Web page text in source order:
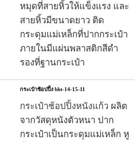
หมุดที่สายหิ้วให้แข็งแรง และ
สายหิ้วมีขนาดยาว ติด
กระดุมแม่เหล็กที่ปากกระเป๋า
ภายในมีแผ่นพลาสติกสีดำ
รองที่ฐานกระเป๋า
กระเป๋าช้อปปิ้ง bbt-14-15-11
กระเป๋าช้อปปิ้งหนังแก้ว ผลิต
จากวัสดุหนังตัวหนา ปาก
กระเป๋าเป็นกระดุมแม่เหล็ก หู